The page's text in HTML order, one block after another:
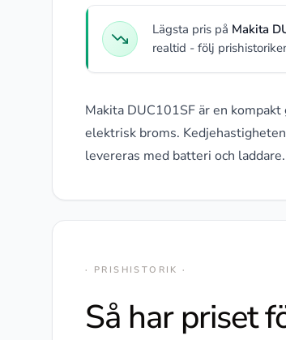
Lägsta pris på Makita
realtid - följ
Makita DUC101SF är en
elektrisk broms.
levereras med batteri och laddare.
· PRISHISTORIK ·
Så har priset